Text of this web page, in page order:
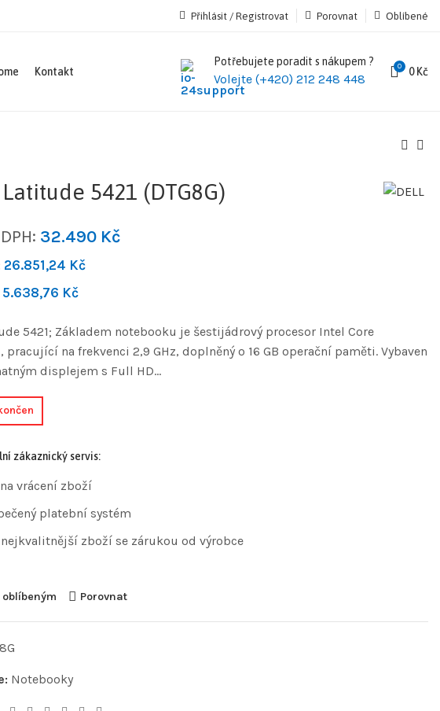
Přihlásit / Registrovat Porovnat Oblíbené
Kontakt
Potřebujete poradit s nákupem ?
Volejte (+420) 212 248 448
0 0 Kč
Latitude 5421 (DTG8G)
32.490 Kč
26.851,24 Kč
5.638,76 Kč
5421; Základem notebooku je šestijádrový procesor Intel Core
pracující na frekvenci 2,9 GHz, doplněný o 16 GB operační paměti. Vybaven
displejem s Full HD…
zákaznický servis:
vrácení zboží
platební systém
nejkvalitnější zboží se zárukou od výrobce
Porovnat
Notebooky